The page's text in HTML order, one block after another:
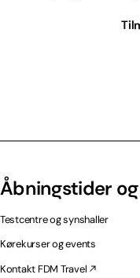
Åbningstider
Testcentre og synshaller
Kørekurser og events
Kontakt FDM Travel